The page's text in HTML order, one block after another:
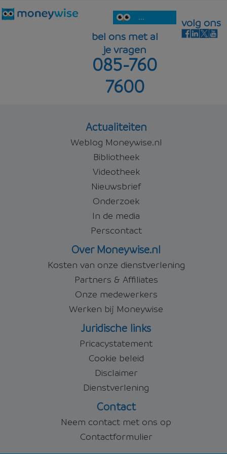
...
bel ons met al
je vragen
085-760
7600
volg ons
Actualiteiten
Weblog Moneywise.nl
Bibliotheek
Videotheek
Nieuwsbrief
Onderzoek
In de media
Perscontact
Over Moneywise.nl
Kosten van onze dienstverlening
Partners & Affiliates
Onze medewerkers
Werken bij Moneywise
Juridische links
Pricacystatement
Cookie beleid
Disclaimer
Dienstverlening
Contact
Neem contact met ons op
Contactformulier